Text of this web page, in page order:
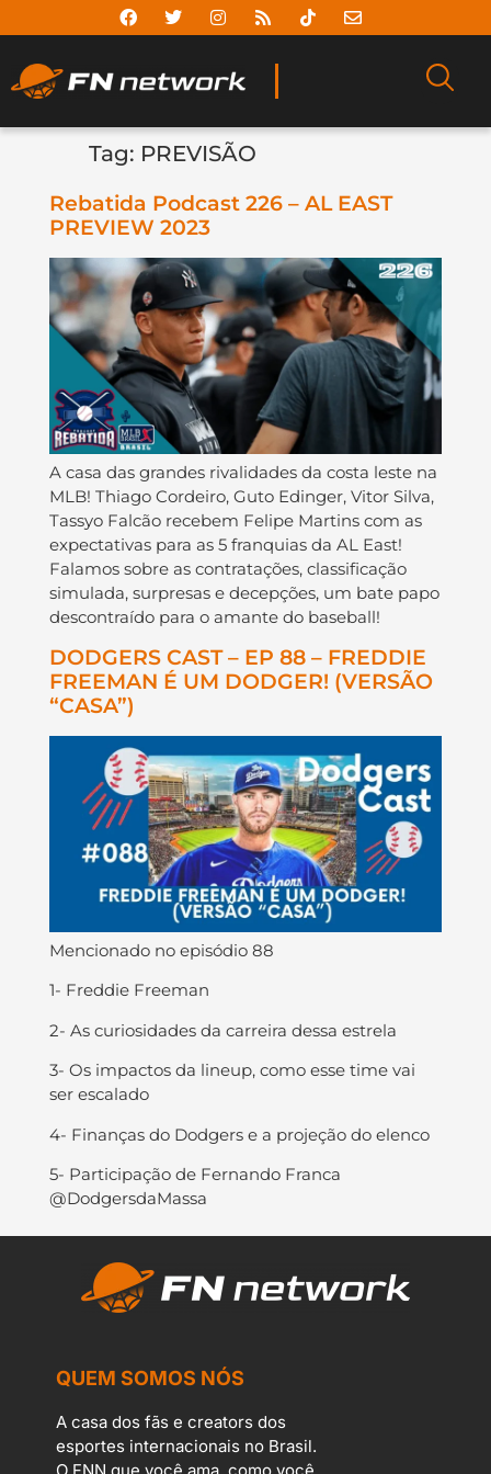
Tag: PREVISÃO
Rebatida Podcast 226 – AL EAST
PREVIEW 2023
A casa das grandes rivalidades da costa leste na
MLB! Thiago Cordeiro, Guto Edinger, Vitor Silva,
Tassyo Falcão recebem Felipe Martins com as
expectativas para as 5 franquias da AL East!
Falamos sobre as contratações, classificação
simulada, surpresas e decepções, um bate papo
descontraído para o amante do baseball!
DODGERS CAST – EP 88 – FREDDIE
FREEMAN É UM DODGER! (VERSÃO
“CASA”)
Mencionado no episódio 88
1- Freddie Freeman
2- As curiosidades da carreira dessa estrela
3- Os impactos da lineup, como esse time vai
ser escalado
4- Finanças do Dodgers e a projeção do elenco
5- Participação de Fernando Franca
@DodgersdaMassa
QUEM SOMOS NÓS
A casa dos fãs e creators dos
esportes internacionais no Brasil.